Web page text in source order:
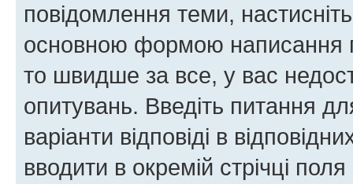
повідомлення теми,
основною формою написання
то швидше за все, у вас
опитувань. Введіть питання
варіанти відповіді в
вводити в окремій стрічці